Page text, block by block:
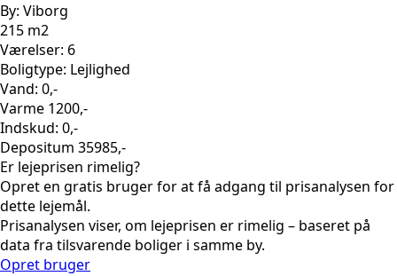
By: Viborg
215 m2
Værelser: 6
Boligtype: Lejlighed
Vand: 0,-
Varme 1200,-
Indskud: 0,-
Depositum 35985,-
Er lejeprisen rimelig?
Opret en gratis bruger for at få adgang til prisanalysen for
dette lejemål.
Prisanalysen viser, om lejeprisen er rimelig – baseret på
data fra tilsvarende boliger i samme by.
Opret bruger